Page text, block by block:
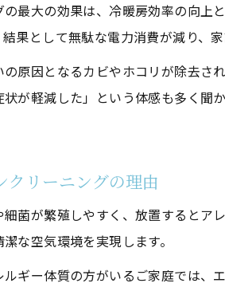
プロに頼むと
トラブルを防ぐ
費用対効果を
プロ依頼で後
最大の効果は、冷暖房効率の向
果として無駄な電力消費が減り、
原因となるカビやホコリが除去
が軽減した」という体感も多く
クリーニングの理由
菌が繁殖しやすく、放置すると
な空気環境を実現します。
ギー体質の方がいるご家庭では
お気軽
お気軽